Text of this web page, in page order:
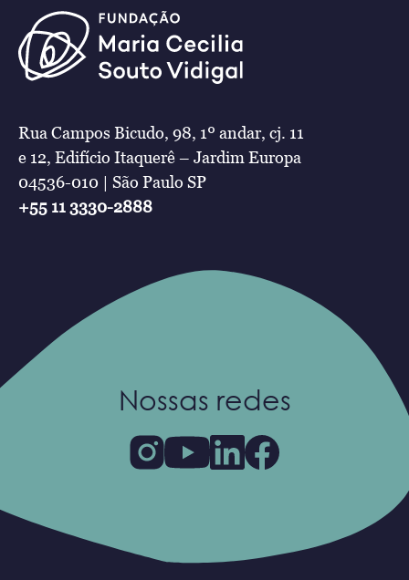
Rua Campos Bicudo, 98, 1º andar, cj. 11
e 12, Edifício Itaquerê – Jardim Europa
04536-010 | São Paulo SP
+55 11 3330-2888
Nossas redes